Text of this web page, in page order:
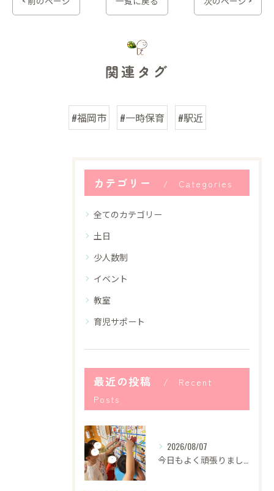
関連タグ
#福岡市 #一時保育 #駅近
カテゴリー Categories
全てのカテゴリー
土日
少人数制
イベント
教室
育児サポート
最近の投稿
Recent
Posts
2026/08/07